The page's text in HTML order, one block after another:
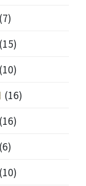
(7)
(15)
(10)
(16)
(16)
(6)
(10)